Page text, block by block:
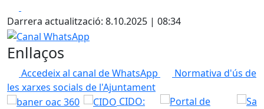
Darrera actualització: 8.10.2025 | 08:34
Canal WhatsApp
Enllaços
Accedeix al canal de WhatsApp
Normativa d'ús de
les xarxes socials de l'Ajuntament
CIDO: